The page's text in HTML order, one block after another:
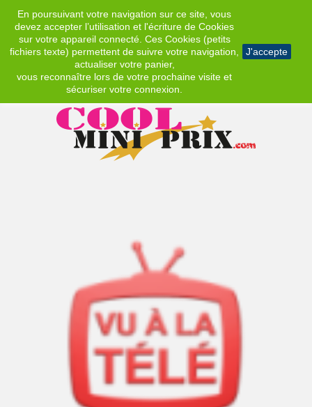
En poursuivant votre navigation sur ce site, vous
devez accepter l’utilisation et l'écriture de Cookies
sur votre appareil connecté. Ces Cookies (petits
fichiers texte) permettent de suivre votre navigation,
actualiser votre panier,
vous reconnaître lors de votre prochaine visite et
sécuriser votre connexion.
J'accepte
EUR